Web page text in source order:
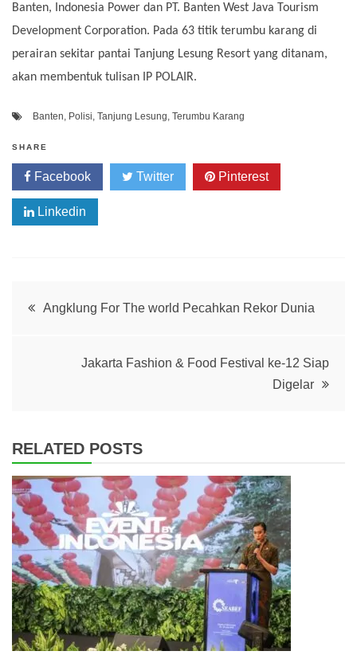
Banten, Indonesia Power dan PT. Banten West Java Tourism
Development Corporation. Pada 63 titik terumbu karang di
perairan sekitar pantai Tanjung Lesung Resort yang ditanam,
akan membentuk tulisan IP POLAIR.
Banten, Polisi, Tanjung Lesung, Terumbu Karang
SHARE
Facebook Twitter Pinterest
Linkedin
Post
Angklung For The world Pecahkan Rekor Dunia
Jakarta Fashion & Food Festival ke-12 Siap
Digelar
RELATED POSTS